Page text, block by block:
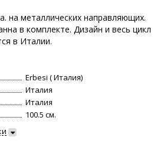
на металлических направляющих.
в комплекте. Дизайн и весь цикл
в Италии.
Erbesi ( Италия)
Италия
Италия
100.5 см.